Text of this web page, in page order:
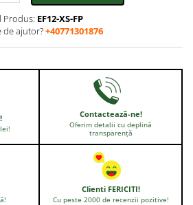
Produs: EF12-XS-FP
de ajutor?+40771301876
Contactează-ne!
Oferim detalii cu deplină
transparență
Clienti FERICITI!
Cu peste 2000 de recenzii pozitive!